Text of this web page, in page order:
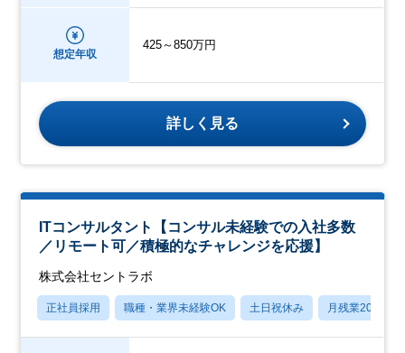
想定年収
425～850万円
詳しく見る
ITコンサルタント【コンサル未経験での入社多数
／リモート可／積極的なチャレンジを応援】
株式会社セントラボ
正社員採用 職種・業界未経験OK 土日祝休み 月残業20時間